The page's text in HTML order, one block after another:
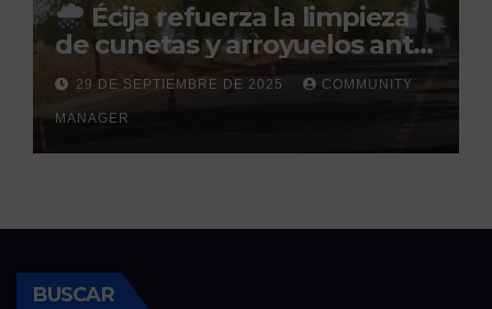
Écija refuerza la limpieza
de cunetas y arroyuelos ante
la llegada de las lluvias
otoñales
29 DE SEPTIEMBRE DE 2025 COMMUNITY
MANAGER
BUSCAR